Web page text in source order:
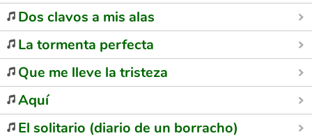
Dos clavos a mis alas
La tormenta perfecta
Que me lleve la tristeza
Aquí
El solitario (diario de un borracho)